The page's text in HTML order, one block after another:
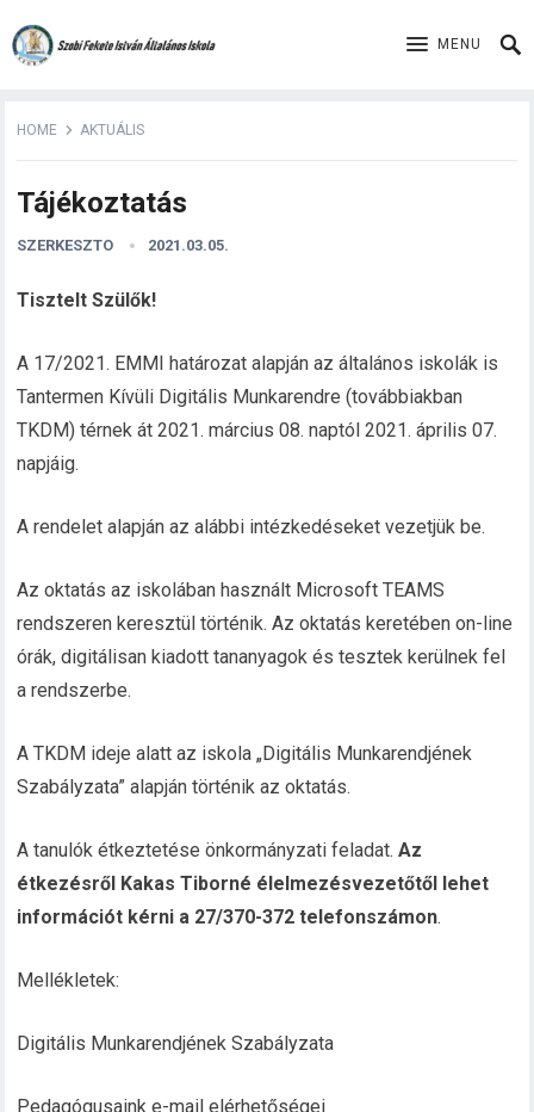
MENU
HOME AKTUÁLIS
Tájékoztatás
SZERKESZTO 2021.03.05.
Tisztelt Szülők!
A 17/2021. EMMI határozat alapján az általános iskolák is
Tantermen Kívüli Digitális Munkarendre (továbbiakban
TKDM) térnek át 2021. március 08. naptól 2021. április 07.
napjáig.
A rendelet alapján az alábbi intézkedéseket vezetjük be.
Az oktatás az iskolában használt Microsoft TEAMS
rendszeren keresztül történik. Az oktatás keretében on-line
órák, digitálisan kiadott tananyagok és tesztek kerülnek fel
a rendszerbe.
A TKDM ideje alatt az iskola „Digitális Munkarendjének
Szabályzata” alapján történik az oktatás.
A tanulók étkeztetése önkormányzati feladat.Az
étkezésről Kakas Tiborné élelmezésvezetőtől lehet
információt kérni a 27/370-372 telefonszámon.
Mellékletek:
Digitális Munkarendjének Szabályzata
Pedagógusaink e-mail elérhetőségei